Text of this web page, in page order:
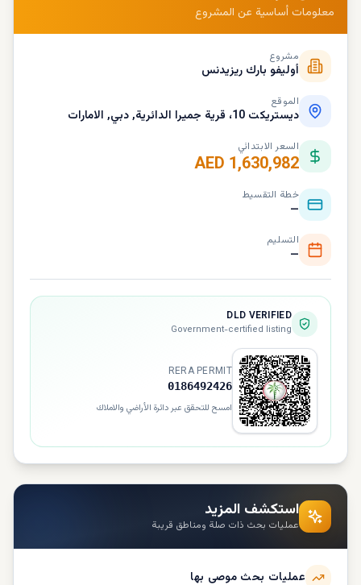
معلومات أساسية عن المشروع
مشروع
أوليفو بارك ريزيدنس
الموقع
ديستريكت 10، قرية جميرا الدائرية, دبي, الامارات
السعر الابتدائي
AED 1,630,982
خطة التقسيط
—
التسليم
—
DLD VERIFIED
Government-certified listing
RERA PERMIT
0186492426
امسح للتحقق عبر دائرة الأراضي والاملاك
استكشف المزيد
عمليات بحث ذات صلة ومناطق قريبة
عمليات بحث موصى بها